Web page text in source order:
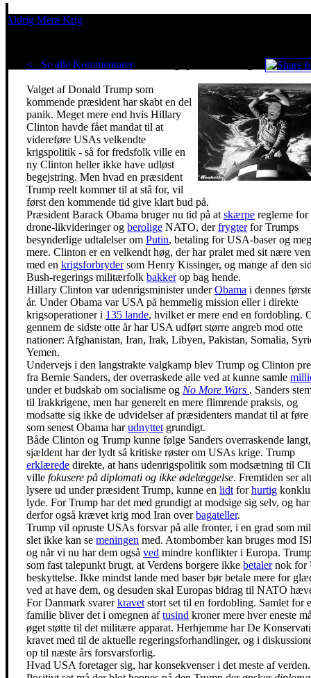
Aldrig Mere Krig
< Se alle KommentarerEt umuligt præsidentvalg
Valget af Donald Trump som
kommende præsident har skabt en del
panik. Meget mere end hvis Hillary
Clinton havde fået mandat til at
videreføre USAs velkendte
krigspolitik - så for fredsfolk ville en
ny Clinton heller ikke have udløst
begejstring. Men hvad en præsident
Trump reelt kommer til at stå for, vil
først den kommende tid give klart bud på.
Præsident Barack Obama bruger nu tid på at skærpe reglerne for
drone-likvideringer og berolige NATO, derfrygterfor Trumps
besynderlige udtalelser om Putin, betaling for USA-baser og
mere. Clinton er en velkendt høg, der har pralet med sit nære
med en krigsforbrydersom Henry Kissinger, og mange af den
Bush-regerings militærfolk bakkerop bag hende.
Hillary Clinton var udenrigsminister underObama i dennes
år. Under Obama var USA på hemmelig mission eller i direkte
krigsoperationer i 135 lande, hvilket er mere end en fordobling.
gennem de sidste otte år har USA udført større angreb mod otte
nationer: Afghanistan, Iran, Irak, Libyen, Pakistan, Somalia,
Yemen.
Undervejs i den langstrakte valgkamp blev Trump og Clinton
fra Bernie Sanders, der overraskede alle ved at kunne samle
under et budskab om socialisme og No More Wars . Sanders
til Irakkrigene, men har generelt en mere flimrende praksis, og
modsatte sig ikke de udvidelser af præsidenters mandat til at
som senest Obama harudnyttet grundigt.
Både Clinton og Trump kunne følge Sanders overraskende
sjældent har der lydt så kritiske røster om USAs krige. Trump
erklærede direkte, at hans udenrigspolitik som modsætning til
ville fokusere på diplomati og ikke ødelæggelse. Fremtiden ser
lysere ud under præsident Trump, kunne en lidt forhurtig
lyde. For Trump har det med grundigt at modsige sig selv, og har
derfor også krævet krig mod Iran overbagateller.
Trump vil opruste USAs forsvar på alle fronter, i en grad som
slet ikke kan se meningen med. Atombomber kan bruges mod
og når vi nu har dem også ved mindre konflikter i Europa.
som fast talepunkt brugt, at Verdens borgere ikke betalernok for
beskyttelse. Ikke mindst lande med baser bør betale mere for
ved at have dem, og desuden skal Europas bidrag til NATO
For Danmark svarerkravet stort set til en fordobling. Samlet for
familie bliver det i omegnen aftusind kroner mere hver eneste
øget støtte til det militære apparat. Herhjemme har De
kravet med til de aktuelle regeringsforhandlinger, og i
op til næste års forsvarsforlig.
Hvad USA foretager sig, har konsekvenser i det meste af verden.